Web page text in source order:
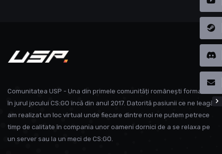
Comunitatea USP - Una din primele comunități românești formate
în jurul jocului CS:GO încă din anul 2017. Datorită pasiunii ce ne leagă
am realizat un loc virtual unde fiecare dintre noi ne putem petrece
timp de calitate în compania unor oameni dornici de a se relaxa pe
un server sau la un meci de CS:GO.